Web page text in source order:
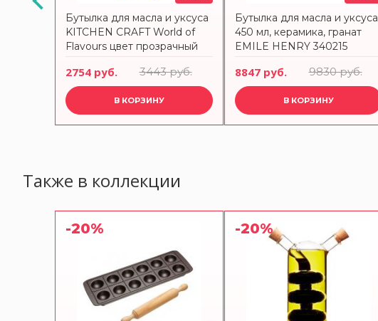
Бутылка для масла и уксуса
KITCHEN CRAFT World of
Flavours цвет прозрачный
2754 руб. 3443 руб.
В КОРЗИНУ
Бутылка для масла и уксуса
450 мл, керамика, гранат
EMILE HENRY 340215
8847 руб. 9830 руб.
В КОРЗИНУ
Также в коллекции
-20% -20%